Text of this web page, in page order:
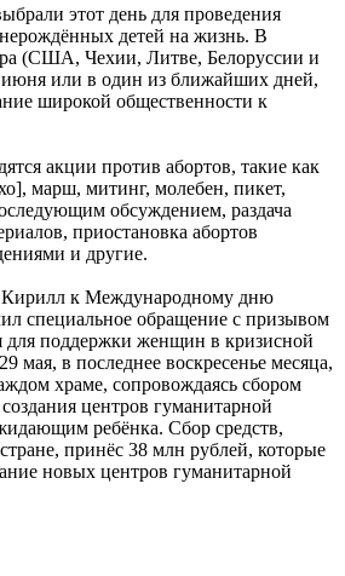
этот день для проведения
детей на жизнь. В
(США, Чехии, Литве, Белоруссии и
или в один из ближайших дней,
широкой общественности к
акции против абортов, такие как
марш, митинг, молебен, пикет,
обсуждением, раздача
приостановка абортов
и другие.
Кирилл к Международному дню
специальное обращение с призывом
для поддержки женщин в кризисной
мая, в последнее воскресенье месяца,
храме, сопровождаясь сбором
центров гуманитарной
ребёнка. Сбор средств,
принёс 38 млн рублей, которые
новых центров гуманитарной